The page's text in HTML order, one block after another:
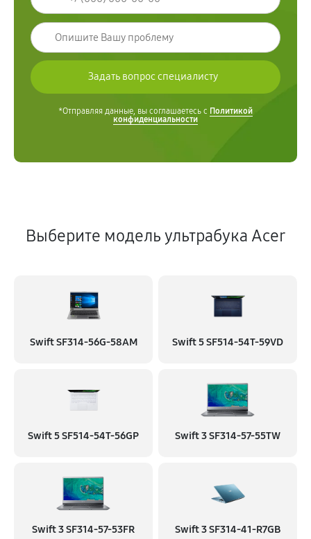
*Отправляя данные, вы соглашаетесь с Политикой
конфиденциальности
Выберите модель ультрабука Acer
Swift SF314-56G-58AM Swift 5 SF514-54T-59VD
Swift 5 SF514-54T-56GP Swift 3 SF314-57-55TW
Swift 3 SF314-57-53FR Swift 3 SF314-41-R7GB